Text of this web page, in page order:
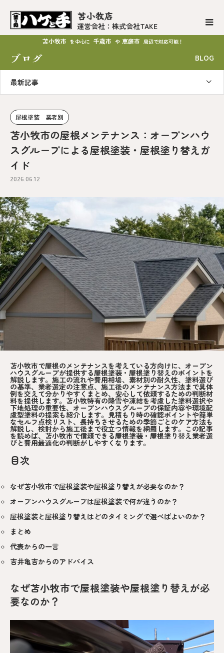
苫小牧店
運営会社：株式会社TAKE
苫小牧市 を中心に 千歳市 や 恵庭市 周辺で対応可能！
ブログ BLOG
最新記事
屋根塗装 業者別
苫小牧市の屋根メンテナンス：オープンハウ
スグループによる屋根塗装・屋根塗り替えガ
イド
2026.06.12
苫小牧市で屋根のメンテナンスを考えている方向けに、オープン
ハウスグループが提供する屋根塗装・屋根塗り替えのポイントを
解説します。施工の流れや費用相場、素材別の耐久性、塗料選び
の基準、業者選定の注意点、施工後のメンテナンス方法まで具体
例を交えて分かりやすくまとめ、安心して依頼するための判断材
料を提供します。苫小牧特有の降雪や凍結を考慮した塗料選択や
下地処理の重要性、オープンハウスグループの保証内容や環境配
慮型塗料の提案も紹介します。見積もり時の確認ポイントや簡単
なセルフ点検リスト、長持ちさせるための季節ごとのケア方法も
解説し、検討から施工後まで役立つ情報を網羅します。この記事
を読めば、苫小牧市で信頼できる屋根塗装・屋根塗り替え業者選
びと費用最適化の判断がしやすくなります。
目次
なぜ苫小牧市で屋根塗装や屋根塗り替えが必要なのか？
オープンハウスグループは屋根塗装で何が違うのか？
屋根塗装と屋根塗り替えはどのタイミングで選べばよいのか？
まとめ
代表からの一言
吉井亀吉からのアドバイス
なぜ苫小牧市で屋根塗装や屋根塗り替えが必
要なのか？